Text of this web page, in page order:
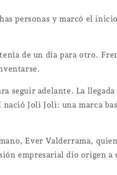
personas y marcó el
de un día para otro.
seguir adelante. La llegada
Joli Joli: una marca
Ever Valderrama,
empresarial dio origen a